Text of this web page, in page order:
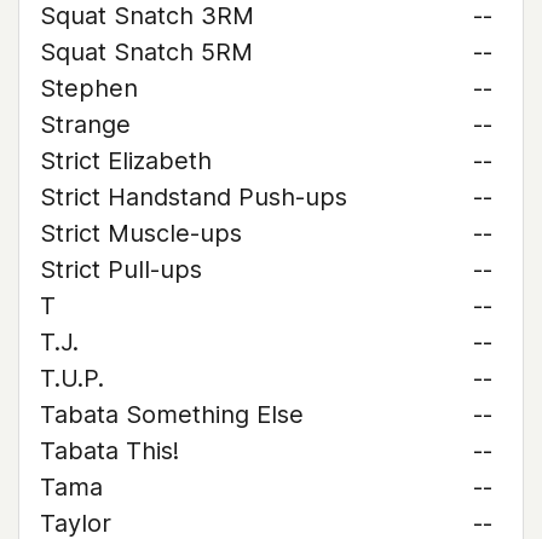
Squat Snatch 3RM
--
Squat Snatch 5RM
--
Stephen
--
Strange
--
Strict Elizabeth
--
Strict Handstand Push-ups
--
Strict Muscle-ups
--
Strict Pull-ups
--
T
--
T.J.
--
T.U.P.
--
Tabata Something Else
--
Tabata This!
--
Tama
--
Taylor
--